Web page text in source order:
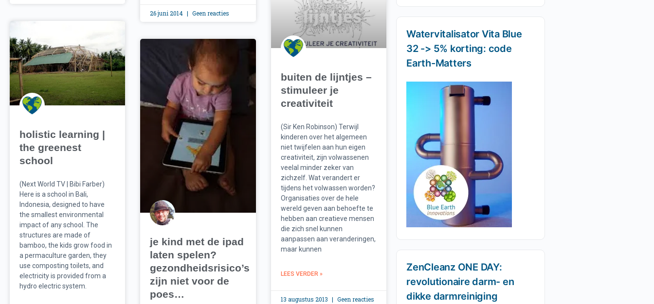
26 juni 2014 Geen reacties
holistic learning |
the greenest
school
(Next World TV | Bibi Farber)
Here is a school in Bali,
Indonesia, designed to have
the smallest environmental
impact of any school. The
structures are made of
bamboo, the kids grow food in
a permaculture garden, they
use composting toilets, and
electricity is provided from a
hydro electric system.
je kind met de ipad
laten spelen?
gezondheidsrisico’s
zijn niet voor de
poes…
buiten de lijntjes –
stimuleer je
creativiteit
(Sir Ken Robinson) Terwijl
kinderen over het algemeen
niet twijfelen aan hun eigen
creativiteit, zijn volwassenen
veelal minder zeker van
zichzelf. Wat verandert er
tijdens het volwassen worden?
Organisaties over de hele
wereld geven aan behoefte te
hebben aan creatieve mensen
die zich snel kunnen
aanpassen aan veranderingen,
maar kunnen
LEES VERDER »
13 augustus 2013 Geen reacties
Watervitalisator Vita Blue
32 -> 5% korting: code
Earth-Matters
ZenCleanz ONE DAY:
revolutionaire darm- en
dikke darmreiniging